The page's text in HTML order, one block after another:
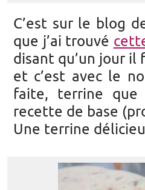
C’est sur le blog
que j’ai trouvé
disant qu’un jour il
et c’est avec le
faite, terrine que
recette de base
Une terrine